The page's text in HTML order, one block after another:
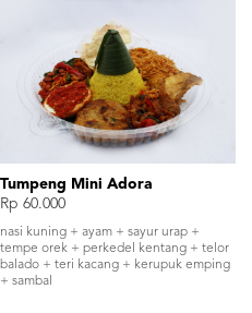
Tumpeng Mini Adora
Rp 60.000
nasi kuning + ayam + sayur urap +
tempe orek + perkedel kentang + telor
balado + teri kacang + kerupuk emping
+ sambal